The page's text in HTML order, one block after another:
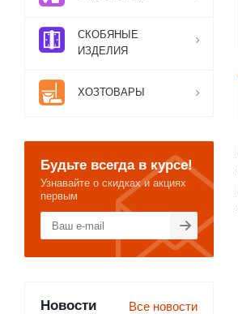
СКОБЯНЫЕ
ИЗДЕЛИЯ
ХОЗТОВАРЫ
Будьте всегда в курсе!
Узнавайте о скидках и акциях
первым
Новости Все новости